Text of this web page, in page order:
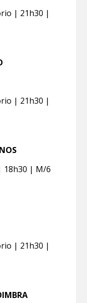
| 21h30 |
| 21h30 |
18h30 | M/6
| 21h30 |